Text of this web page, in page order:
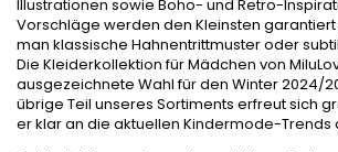
Illustrationen sowie Boho- und Retro-
Vorschläge werden den Kleinsten
man klassische Hahnentrittmuster oder
Die Kleiderkollektion für Mädchen von
ausgezeichnete Wahl für den Winter 2024/
übrige Teil unseres Sortiments erfreut sich
er klar an die aktuellen Kindermode-Trends